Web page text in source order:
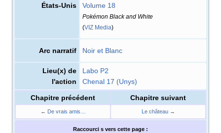
États-Unis
Volume 18
Pokémon Black and White
(VIZ Media)
Arc narratif Noir et Blanc
Lieu(x) de
l'action
Labo P2
Chenal 17 (Unys)
Chapitre précédent Chapitre suivant
← De vrais amis… Le château →
Raccourci s vers cette page :